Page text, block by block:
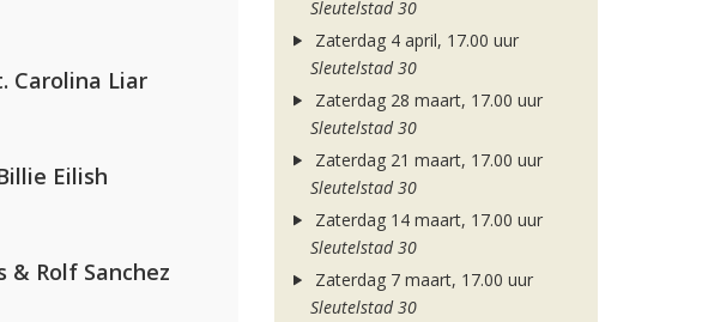
Carolina Liar
Eilish
& Rolf Sanchez
Sleutelstad 30
Zaterdag 4 april, 17.00 uur
Sleutelstad 30
Zaterdag 28 maart, 17.00 uur
Sleutelstad 30
Zaterdag 21 maart, 17.00 uur
Sleutelstad 30
Zaterdag 14 maart, 17.00 uur
Sleutelstad 30
Zaterdag 7 maart, 17.00 uur
Sleutelstad 30